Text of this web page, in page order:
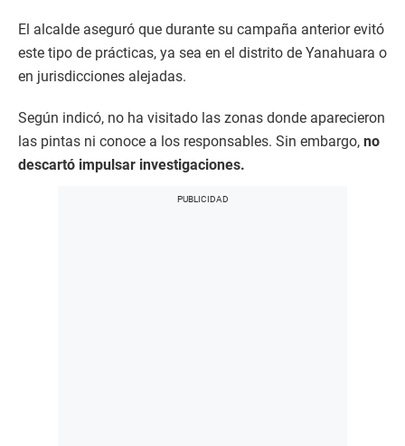
El alcalde aseguró que durante su campaña anterior evitó
este tipo de prácticas, ya sea en el distrito de Yanahuara o
en jurisdicciones alejadas.
Según indicó, no ha visitado las zonas donde aparecieron
las pintas ni conoce a los responsables. Sin embargo, no
descartó impulsar investigaciones.